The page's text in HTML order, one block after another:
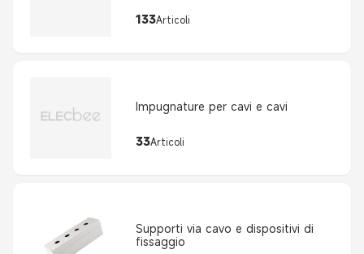
133Articoli
Impugnature per cavi e cavi
33Articoli
Supporti via cavo e dispositivi di
fissaggio